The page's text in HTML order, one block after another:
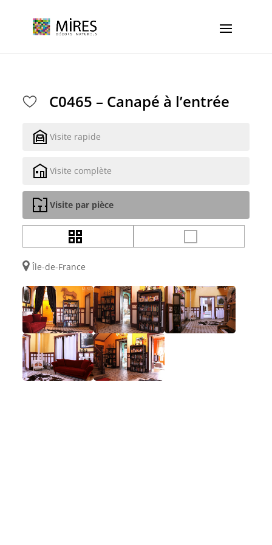
C0465 – Canapé à l’entrée
Visite rapide
Visite complète
Visite par pièce
Île-de-France